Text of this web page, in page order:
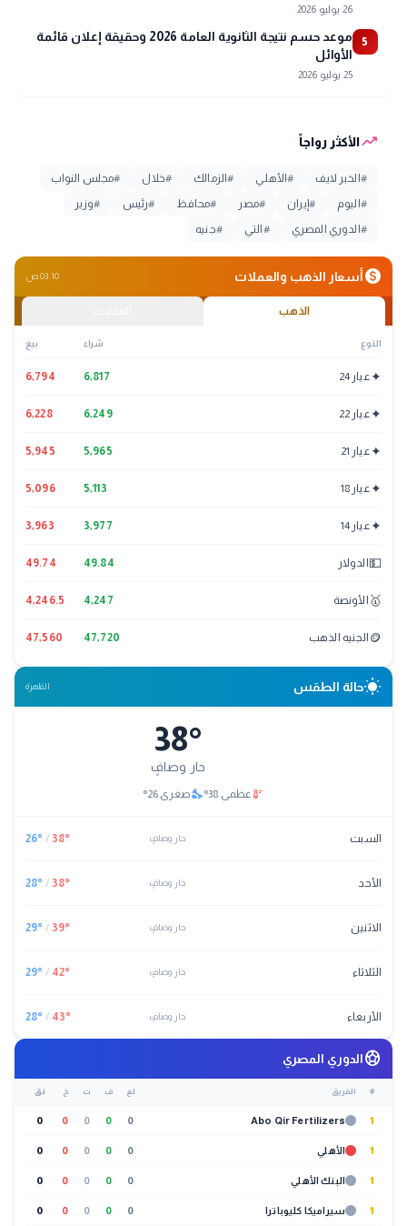
26 يوليو 2026
5
موعد حسم نتيجة الثانوية العامة 2026 وحقيقة إعلان قائمة
الأوائل
25 يوليو 2026
trending_upالأكثر رواجاً
#الخبر لايف #الأهلي #الزمالك #خلال #مجلس النواب
#اليوم #إيران #مصر #محافظ #رئيس #وزير
#الدوري المصري #التي #جنيه
monetization_onأسعار الذهب والعملات 03:10 ص
الذهب
النوع شراء بيع
✦ عيار 24 6,817
6,794
✦ عيار 22 6,249
6,228
✦ عيار 21 5,965
5,945
✦ عيار 18 5,113
5,096
✦ عيار 14 3,977
3,963
💵الدولار 49.84
49.74
🥇 الأونصة 4,247
4,246.5
🪙 الجنيه الذهب 47,720
47,560
wb_sunnyحالة الطقس القاهرة
38°
حار وصافٍ
thermostat عظمى 38
°
nights_stayصغرى 26
°
السبت حار وصافٍ 38°
/
26°
الأحد حار وصافٍ 38°
/
28°
الاثنين حار وصافٍ 39°
/
29°
الثلاثاء حار وصافٍ 42°
/
29°
الأربعاء حار وصافٍ 43°
/
28°
sports_soccerالدوري المصري
# الفريق لع ف ت خ نق
1
Abo Qir Fertilizers
0
0
0
0
0
1 الأهلي 0
0
0
0
0
1 البنك الأهلي 0
0
0
0
0
1 سيراميكا كليوباترا 0
0
0
0
0